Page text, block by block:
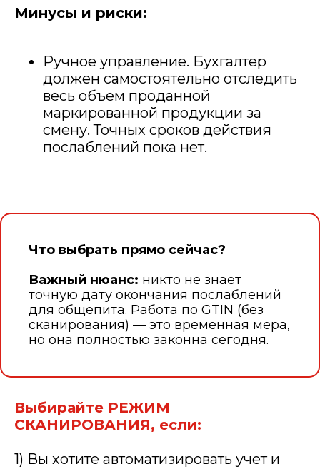
Минусы и риски:
Ручное управление. Бухгалтер
должен самостоятельно отследить
весь объем проданной
маркированной продукции за
смену. Точных сроков действия
послаблений пока нет.
Что выбрать прямо сейчас?
Важный нюанс: никто не знает
точную дату окончания послаблений
для общепита. Работа по GTIN (без
сканирования) — это временная мера,
но она полностью законна сегодня.
Выбирайте РЕЖИМ
СКАНИРОВАНИЯ, если:
1) Вы хотите автоматизировать учет и